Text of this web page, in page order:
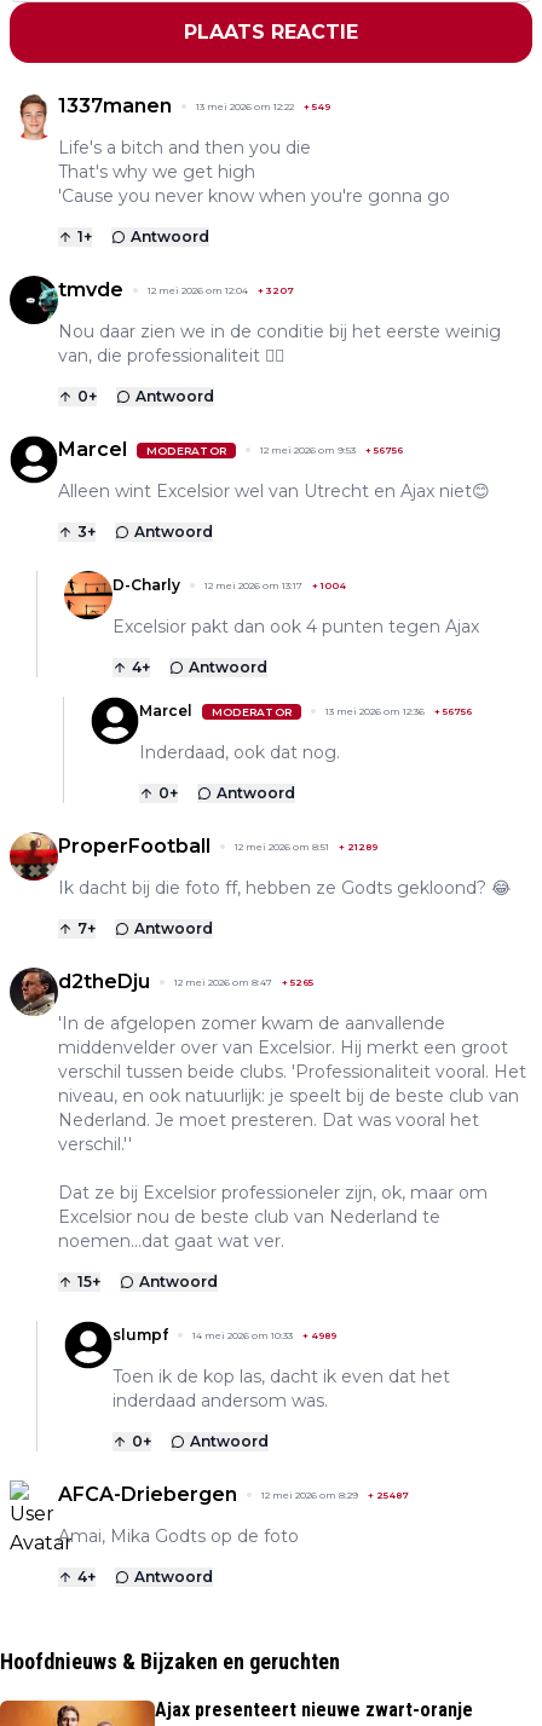
PLAATS REACTIE
1337manen 13 mei 2026 om 12:22 +549
Life's a bitch and then you die
That's why we get high
'Cause you never know when you're gonna go
1+ Antwoord
tmvde 12 mei 2026 om 12:04 + 3207
Nou daar zien we in de conditie bij het eerste weinig
van, die professionaliteit 🤦‍♂️
0+ Antwoord
Marcel MODERATOR 12 mei 2026 om 9:53 +56756
Alleen wint Excelsior wel van Utrecht en Ajax niet😊
3+ Antwoord
D-Charly 12 mei 2026 om 13:17 +1004
Excelsior pakt dan ook 4 punten tegen Ajax
4+ Antwoord
Marcel MODERATOR 13 mei 2026 om 12:36 +56756
Inderdaad, ook dat nog.
0+ Antwoord
ProperFootball 12 mei 2026 om 8:51 + 21289
Ik dacht bij die foto ff, hebben ze Godts gekloond? 😂
7+ Antwoord
d2theDju 12 mei 2026 om 8:47 +5265
'In de afgelopen zomer kwam de aanvallende
middenvelder over van Excelsior. Hij merkt een groot
verschil tussen beide clubs. 'Professionaliteit vooral. Het
niveau, en ook natuurlijk: je speelt bij de beste club van
Nederland. Je moet presteren. Dat was vooral het
verschil.''
Dat ze bij Excelsior professioneler zijn, ok, maar om
Excelsior nou de beste club van Nederland te
noemen...dat gaat wat ver.
15+ Antwoord
slumpf 14 mei 2026 om 10:33 + 4989
Toen ik de kop las, dacht ik even dat het
inderdaad andersom was.
0+ Antwoord
AFCA-Driebergen 12 mei 2026 om 8:29 + 25487
Amai, Mika Godts op de foto
4+ Antwoord
Hoofdnieuws & Bijzaken en geruchten
Ajax presenteert nieuwe zwart-oranje